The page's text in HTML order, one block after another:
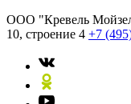
ООО "Кревель
10, строение 4 +7